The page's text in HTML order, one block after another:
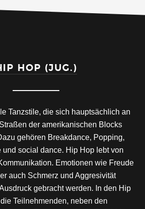
HOP (JUG.)
Tanzstile, die sich hauptsächlich an
der amerikanischen Blocks
gehören Breakdance, Popping,
und social dance. Hip Hop lebt von
Emotionen wie Freude
auch Schmerz und Aggresivität
gebracht werden. In den Hip
Teilnehmenden, neben den